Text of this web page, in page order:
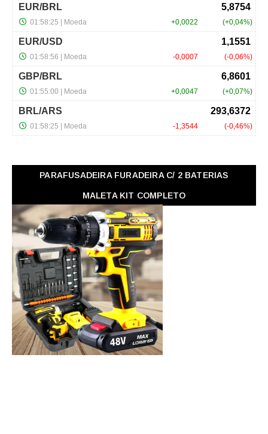
PARAFUSADEIRA FURADEIRA C/ 2 BATERIAS
MALETA KIT COMPLETO